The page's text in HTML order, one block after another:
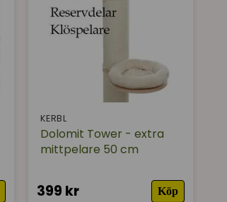
KERBL
Dolomit Tower - extra
mittpelare 50 cm
399 kr Köp